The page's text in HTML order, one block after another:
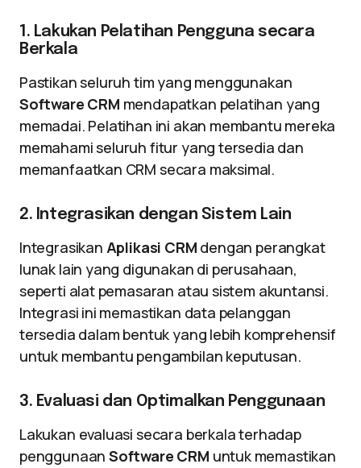
1. Lakukan Pelatihan Pengguna secara
Berkala
Pastikan seluruh tim yang menggunakan
Software CRM mendapatkan pelatihan yang
memadai. Pelatihan ini akan membantu mereka
memahami seluruh fitur yang tersedia dan
memanfaatkan CRM secara maksimal.
2. Integrasikan dengan Sistem Lain
Integrasikan Aplikasi CRM dengan perangkat
lunak lain yang digunakan di perusahaan,
seperti alat pemasaran atau sistem akuntansi.
Integrasi ini memastikan data pelanggan
tersedia dalam bentuk yang lebih komprehensif
untuk membantu pengambilan keputusan.
3. Evaluasi dan Optimalkan Penggunaan
Lakukan evaluasi secara berkala terhadap
penggunaanSoftware CRM untuk memastikan